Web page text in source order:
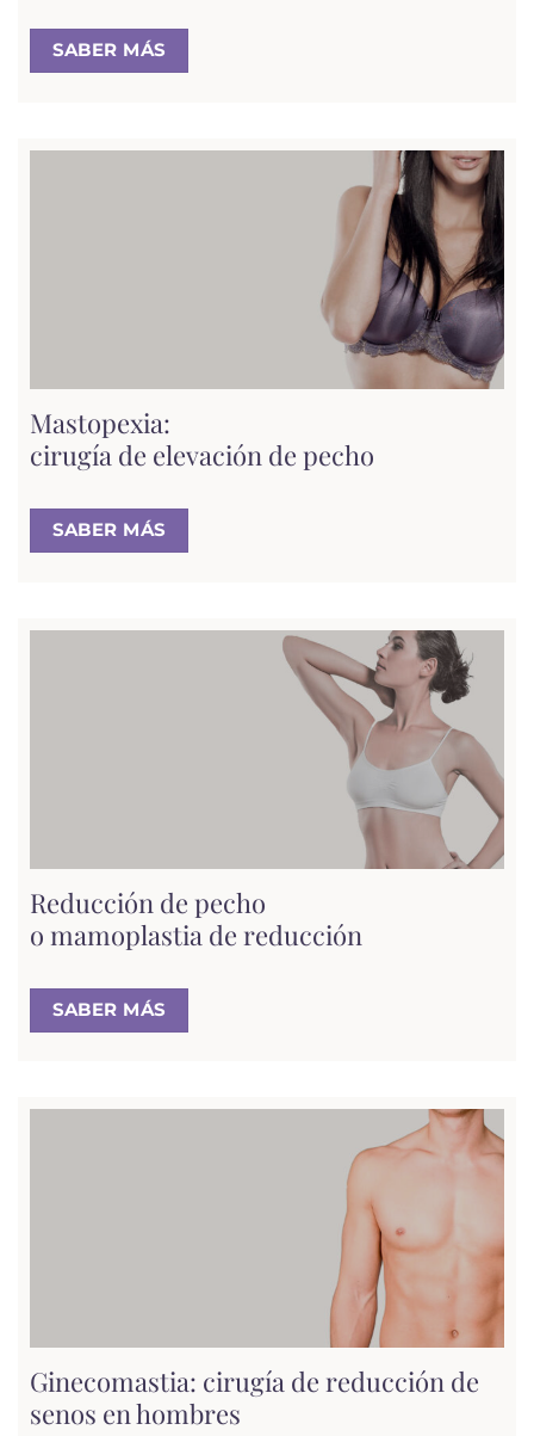
SABER MÁS
Mastopexia:
cirugía de elevación de pecho
SABER MÁS
Reducción de pecho
o mamoplastia de reducción
SABER MÁS
Ginecomastia: cirugía de reducción de
senos en hombres